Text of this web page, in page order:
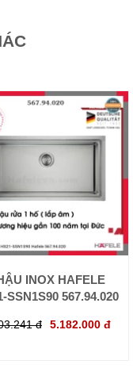
INOX HAFELE
SSN1S90 567.94.020
đ 5.182.000 đ